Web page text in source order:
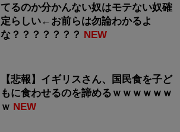
てるのか分かんない奴はモテない奴確
定らしい←お前らは勿論わかるよ
な？？？？？？？ NEW
【悲報】イギリスさん、国民食を子ど
もに食わせるのを諦めるｗｗｗｗｗｗ
ｗ NEW